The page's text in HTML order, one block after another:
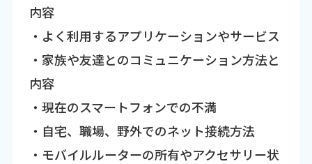
内容
・よく利用するアプリケーションやサービス
・家族や友達とのコミュニケーション方法と
内容
・現在のスマートフォンでの不満
・自宅、職場、野外でのネット接続方法
・モバイルルーターの所有やアクセサリー状